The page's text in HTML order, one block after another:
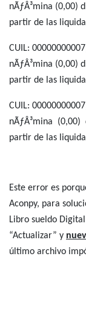
nÃƒÂ³mina (0,00)
partir de las
CUIL:
nÃƒÂ³mina (0,00)
partir de las
CUIL:
nÃƒÂ³mina
partir de las
Este error es
Aconpy, para
Libro sueldo
“Actualizar” y
último archivo